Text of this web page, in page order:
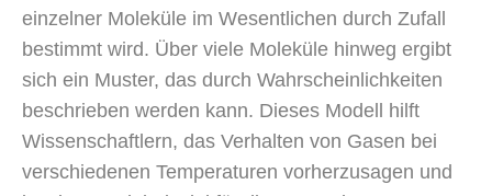
einzelner Moleküle im Wesentlichen durch Zufall
bestimmt wird. Über viele Moleküle hinweg ergibt
sich ein Muster, das durch Wahrscheinlichkeiten
beschrieben werden kann. Dieses Modell hilft
Wissenschaftlern, das Verhalten von Gasen bei
verschiedenen Temperaturen vorherzusagen und